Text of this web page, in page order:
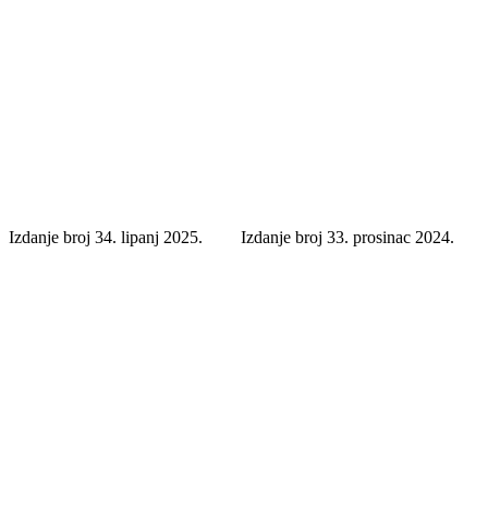
Izdanje broj 34. lipanj 2025. Izdanje broj 33. prosinac 2024.